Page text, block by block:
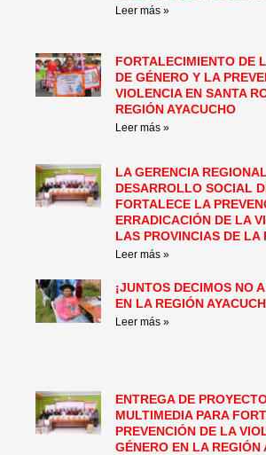
Leer más »
FORTALECIMIENTO DE
DE GÉNERO Y LA
VIOLENCIA EN SANTA
REGIÓN AYACUCHO
Leer más »
LA GERENCIA
DESARROLLO SOCIAL
FORTALECE LA
ERRADICACIÓN DE LA
LAS PROVINCIAS DE LA
Leer más »
¡JUNTOS DECIMOS NO
EN LA REGIÓN
Leer más »
ENTREGA DE
MULTIMEDIA PARA
PREVENCIÓN DE LA
GÉNERO EN LA REGIÓN